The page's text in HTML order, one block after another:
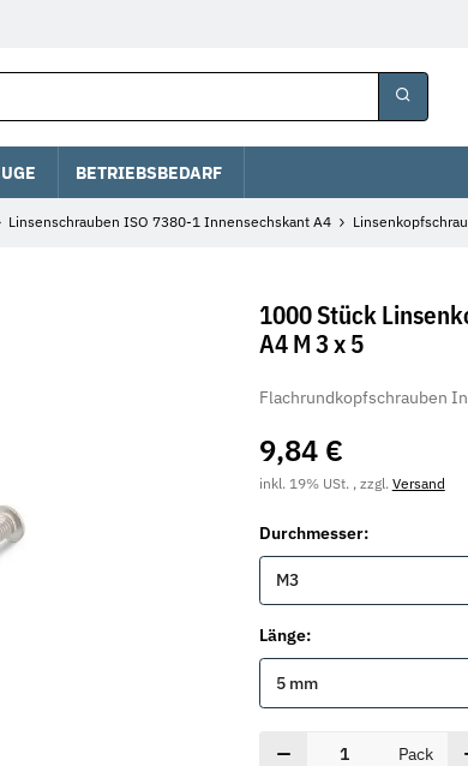
BETRIEBSBEDARF
Linsenschrauben ISO 7380-1 Innensechskant A4
1000 Stück
A4 M 3 x 5
Flachrundkopfschrauben
9,84 €
inkl. 19% USt. , zzgl. Versand
Durchmesser:
M3
Länge:
5 mm
Pack